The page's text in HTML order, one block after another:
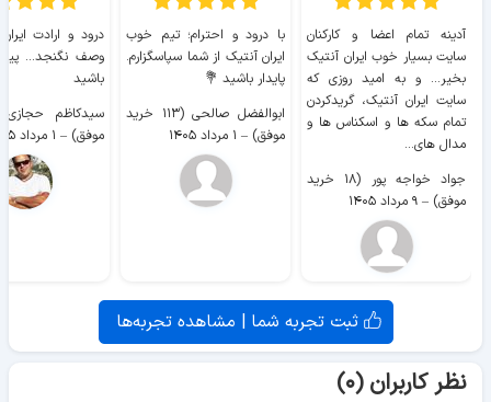
آدینه تمام اعضا و کارکنان
سایت بسیار خوب ايران آنتیک
بخیر... و به امید روزی که
سایت ايران آنتیک، گریدکردن
تمام سکه ها و اسکناس ها و
مدال های...
جواد خواجه پور (۱۸ خرید
موفق) – ۹ مرداد ۱۴۰۵
با درود و احترام؛ تیم خوب
ایران آنتیک از شما سپاسگزارم.
پایدار باشید 💐
ابوالفضل صالحی (۱۱۳ خرید
موفق) – ۱ مرداد ۱۴۰۵
درود و ارادت
وصف نگنجد...
باشید
موفق) – ۱ مرداد ۱۴۰۵
ثبت تجربه شما | مشاهده تجربه‌ها
نظر کاربران (۰)